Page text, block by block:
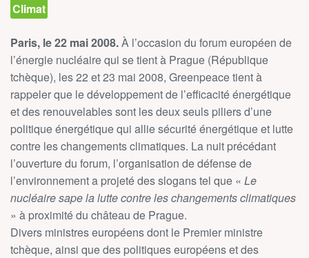
Climat
Paris, le 22 mai 2008.À l’occasion du forum européen de
l’énergie nucléaire qui se tient à Prague (République
tchèque), les 22 et 23 mai 2008, Greenpeace tient à
rappeler que le développement de l’efficacité énergétique
et des renouvelables sont les deux seuls piliers d’une
politique énergétique qui allie sécurité énergétique et lutte
contre les changements climatiques. La nuit précédant
l’ouverture du forum, l’organisation de défense de
l’environnement a projeté des slogans tel que « Le
nucléaire sape la lutte contre les changements climatiques
» à proximité du château de Prague.
Divers ministres européens dont le Premier ministre
tchèque, ainsi que des politiques européens et des